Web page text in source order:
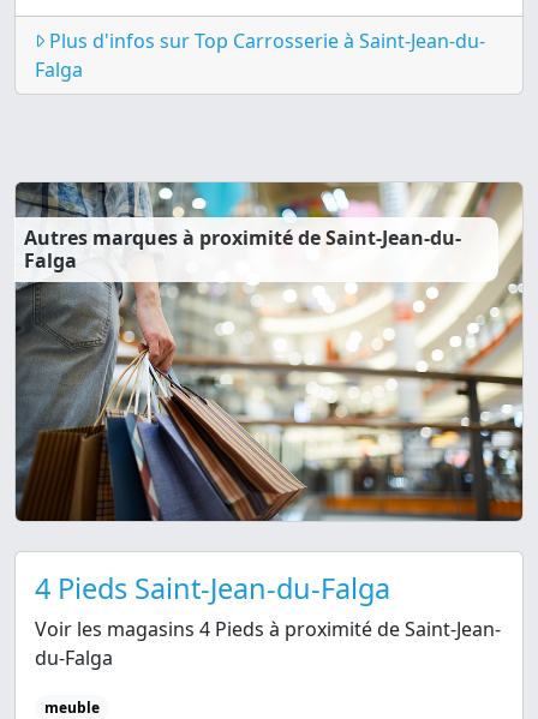
Plus d'infos sur Top Carrosserie à Saint-Jean-du-
Falga
Autres marques à proximité de Saint-Jean-du-
Falga
4 Pieds Saint-Jean-du-Falga
Voir les magasins 4 Pieds à proximité de Saint-Jean-
du-Falga
meuble